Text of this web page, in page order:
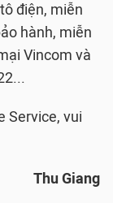
điện, miễn
hành, miễn
Vincom và
Service, vui
Thu Giang